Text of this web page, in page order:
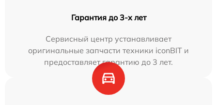
Гарантия до 3-х лет
Сервисный центр устанавливает
оригинальные запчасти техники iconBIT и
предоставляет гарантию до 3 лет.